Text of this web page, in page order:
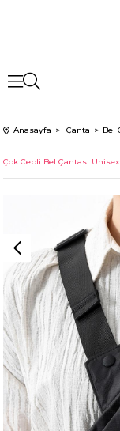
Anasayfa Çanta Bel
Çok Cepli Bel Çantası Unisex